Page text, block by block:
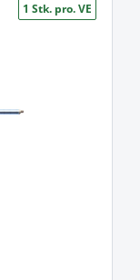
1 Stk. pro. VE